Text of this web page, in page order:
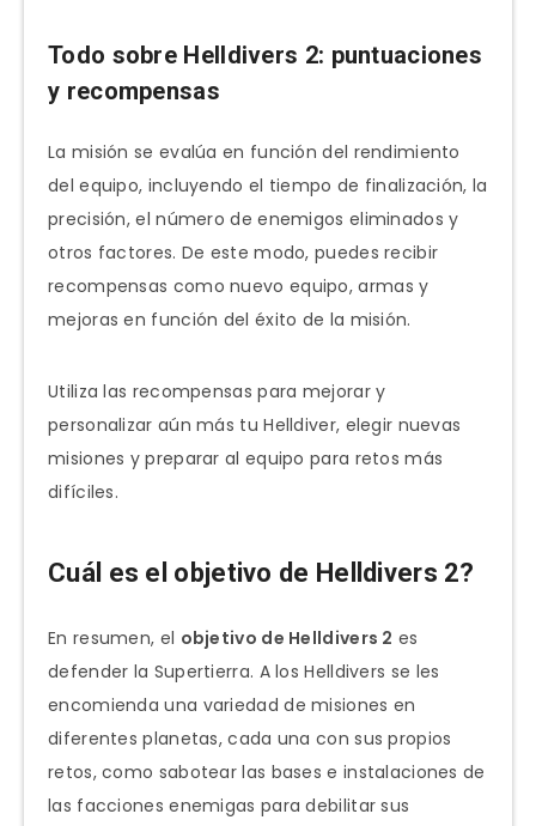
Todo sobre Helldivers 2: puntuaciones
y recompensas
La misión se evalúa en función del rendimiento
del equipo, incluyendo el tiempo de finalización, la
precisión, el número de enemigos eliminados y
otros factores. De este modo, puedes recibir
recompensas como nuevo equipo, armas y
mejoras en función del éxito de la misión.
Utiliza las recompensas para mejorar y
personalizar aún más tu Helldiver, elegir nuevas
misiones y preparar al equipo para retos más
difíciles.
Cuál es el objetivo de Helldivers 2?
En resumen, el objetivo de Helldivers 2 es
defender la Supertierra. A los Helldivers se les
encomienda una variedad de misiones en
diferentes planetas, cada una con sus propios
retos, como sabotear las bases e instalaciones de
las facciones enemigas para debilitar sus